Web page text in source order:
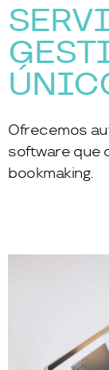
Ofrecemos
software que
bookmaking.